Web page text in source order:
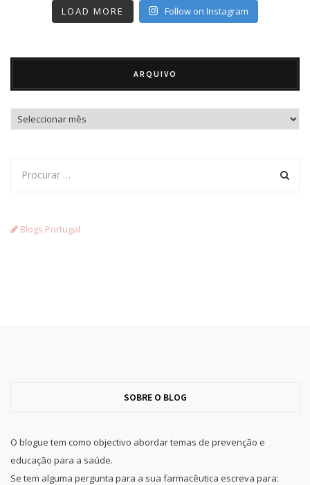
LOAD MORE Follow on Instagram
ARQUIVO
Arquivo
Blogs Portugal
SOBRE O BLOG
O blogue tem como objectivo abordar temas de prevenção e
educação para a saúde.
Se tem alguma pergunta para a sua farmacêutica escreva para: